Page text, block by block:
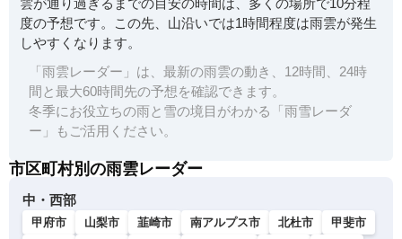
雲が通り過ぎるまでの目安の時間は、多くの場所で10分程
度の予想です。この先、山沿いでは1時間程度は雨雲が発生
しやすくなります。
「雨雲レーダー」は、最新の雨雲の動き、12時間、24時
間と最大60時間先の予想を確認できます。
冬季にお役立ちの雨と雪の境目がわかる「雨雪レーダ
ー」もご活用ください。
市区町村別の雨雲レーダー
中・西部
甲府市 山梨市 韮崎市 南アルプス市 北杜市
甲斐市